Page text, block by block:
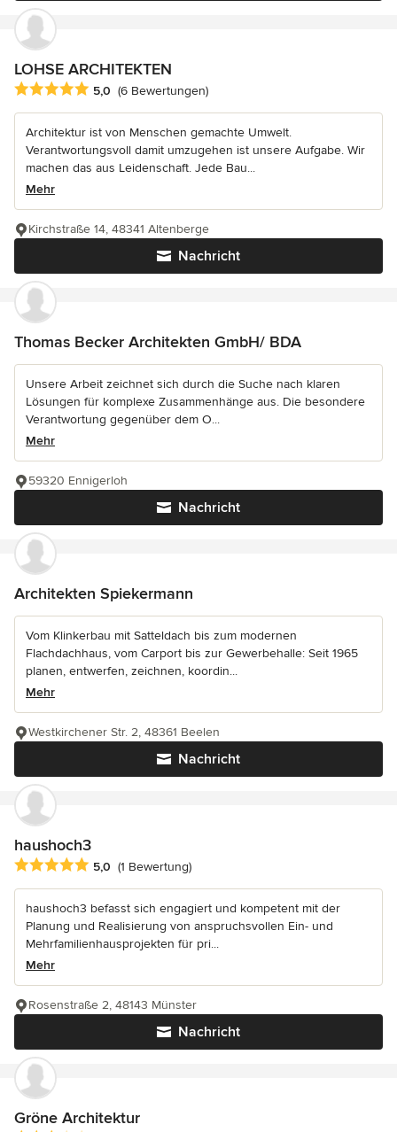
LOHSE ARCHITEKTEN
Durchschnittliche Bewertung: 5 von 5 Sternen
5,0 (6 Bewertungen)
Architektur ist von Menschen gemachte Umwelt.
Verantwortungsvoll damit umzugehen ist unsere Aufgabe. Wir
machen das aus Leidenschaft. Jede Bau...
Mehr
Nachricht
Kirchstraße 14, 48341 Altenberge
Thomas Becker Architekten GmbH/ BDA
Unsere Arbeit zeichnet sich durch die Suche nach klaren
Lösungen für komplexe Zusammenhänge aus. Die besondere
Verantwortung gegenüber dem O...
Mehr
Nachricht
59320 Ennigerloh
Architekten Spiekermann
Vom Klinkerbau mit Satteldach bis zum modernen
Flachdachhaus, vom Carport bis zur Gewerbehalle: Seit 1965
planen, entwerfen, zeichnen, koordin...
Mehr
Nachricht
Westkirchener Str. 2, 48361 Beelen
haushoch3
Durchschnittliche Bewertung: 5 von 5 Sternen
5,0 (1 Bewertung)
haushoch3 befasst sich engagiert und kompetent mit der
Planung und Realisierung von anspruchsvollen Ein- und
Mehrfamilienhausprojekten für pri...
Mehr
Nachricht
Rosenstraße 2, 48143 Münster
Gröne Architektur